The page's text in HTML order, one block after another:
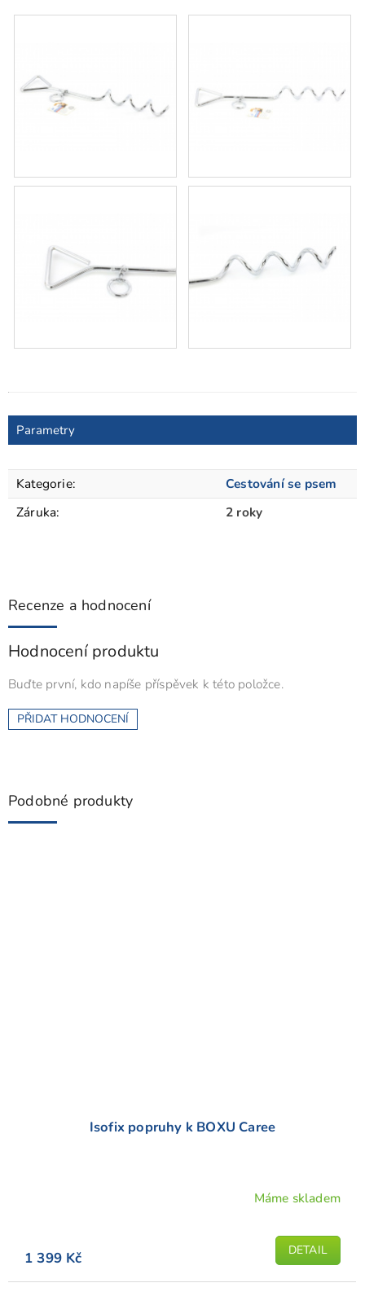
Parametry
Kategorie:
Cestování se psem
Záruka: 2 roky
Recenze a hodnocení
Hodnocení produktu
Buďte první, kdo napíše příspěvek k této položce.
PŘIDAT HODNOCENÍ
Podobné produkty
Isofix popruhy k BOXU Caree
Máme skladem
1 399 Kč DETAIL